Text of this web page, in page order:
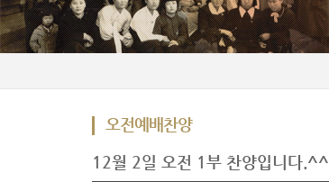
오전예배찬양
12월 2일 오전 1부 찬양입니다.^^